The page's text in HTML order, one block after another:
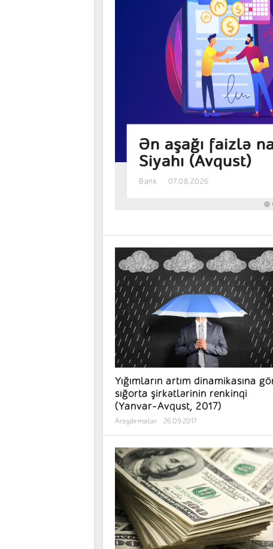
Bu bankların
Bank 06.08.2026
Yığımların artım dinamikasına
sığorta şirkətlərinin renkinqi
(Yanvar-Avqust, 2017)
Araşdırmalar 26.09.2017